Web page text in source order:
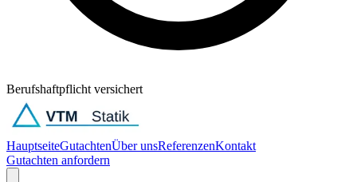
Berufshaftpflicht versichert
HauptseiteGutachtenÜber unsReferenzenKontakt
Gutachten anfordern